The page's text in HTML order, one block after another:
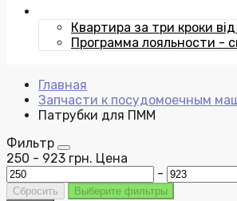
Квартира за три кроки
Программа лояльности -
Главная
Запчасти к посудомоечным
Патрубки для ПММ
Фильтр
250 - 923 грн. Цена
-
Сбросить
Выберите фильтры